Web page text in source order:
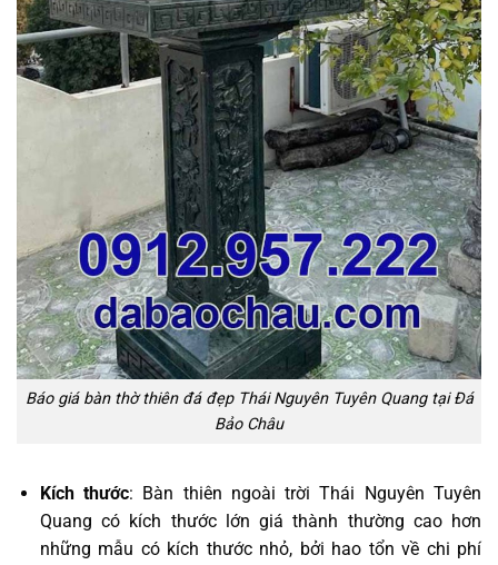
Báo giá bàn thờ thiên đá đẹp Thái Nguyên Tuyên Quang tại Đá
Bảo Châu
Kích thước: Bàn thiên ngoài trời Thái Nguyên Tuyên
Quang có kích thước lớn giá thành thường cao hơn
những mẫu có kích thước nhỏ, bởi hao tổn về chi phí